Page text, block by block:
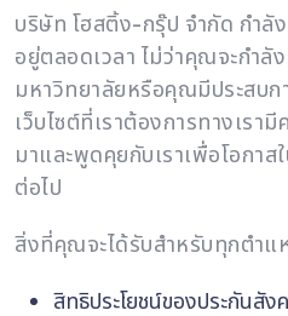
บริษัท โฮสติ้ง-กรุ๊ป จำกัด กำ
อยู่ตลอดเวลา ไม่ว่าคุณจะกำ
มหาวิทยาลัยหรือคุณมีประสบ
เว็บไซต์ที่เราต้องการทางเรา
มาและพูดคุยกับเราเพื่อโอกา
ต่อไป
สิ่งที่คุณจะได้รับสำหรับทุกตำแ
สิทธิประโยชน์ของประกันสัง